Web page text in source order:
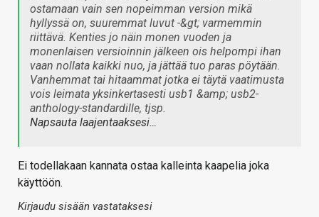
ostamaan vain sen nopeimman version mikä
hyllyssä on, suuremmat luvut -&gt; varmemmin
riittävä. Kenties jo näin monen vuoden ja
monenlaisen versioinnin jälkeen ois helpompi ihan
vaan nollata kaikki nuo, ja jättää tuo paras pöytään.
Vanhemmat tai hitaammat jotka ei täytä vaatimusta
vois leimata yksinkertasesti usb1 &amp; usb2-
anthology-standardille, tjsp.
Napsauta laajentaaksesi…
Ei todellakaan kannata ostaa kalleinta kaapelia joka
käyttöön.
Kirjaudu sisään vastataksesi